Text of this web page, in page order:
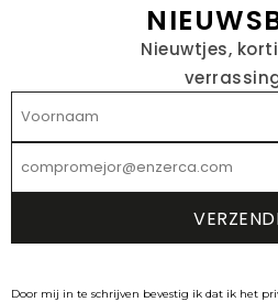
Nieuwtjes,
Door mij in te schrijven bevestig ik dat ik het